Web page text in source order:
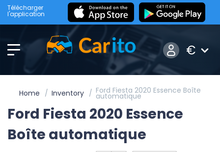
Télécharger
l'application
€
Home Inventory Ford Fiesta 2020 Essence Boîte
automatique
Ford Fiesta 2020 Essence
Boîte automatique